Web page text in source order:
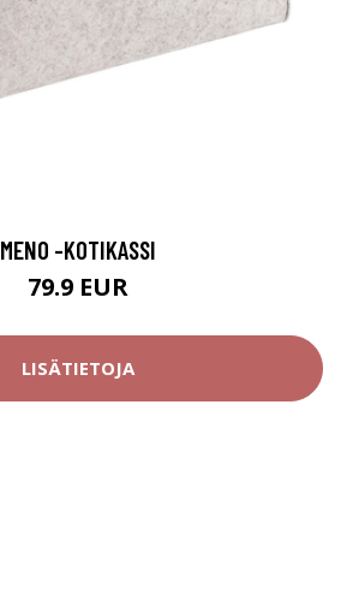
MENO -KOTIKASSI
79.9 EUR
LISÄTIETOJA